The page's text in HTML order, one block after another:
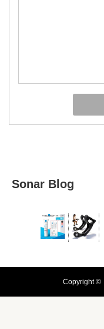
Sonar Blog
Copyright ©